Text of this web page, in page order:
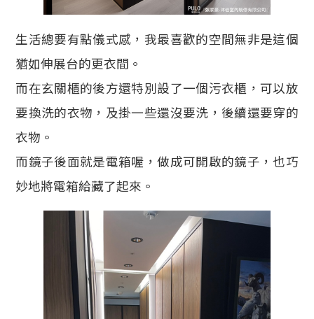
生活總要有點儀式感，我最喜歡的空間無非是這個
猶如伸展台的更衣間。
而在玄關櫃的後方還特別設了一個污衣櫃，可以放
要換洗的衣物，及掛一些還沒要洗，後續還要穿的
衣物。
而鏡子後面就是電箱喔，做成可開啟的鏡子，也巧
妙地將電箱給藏了起來。